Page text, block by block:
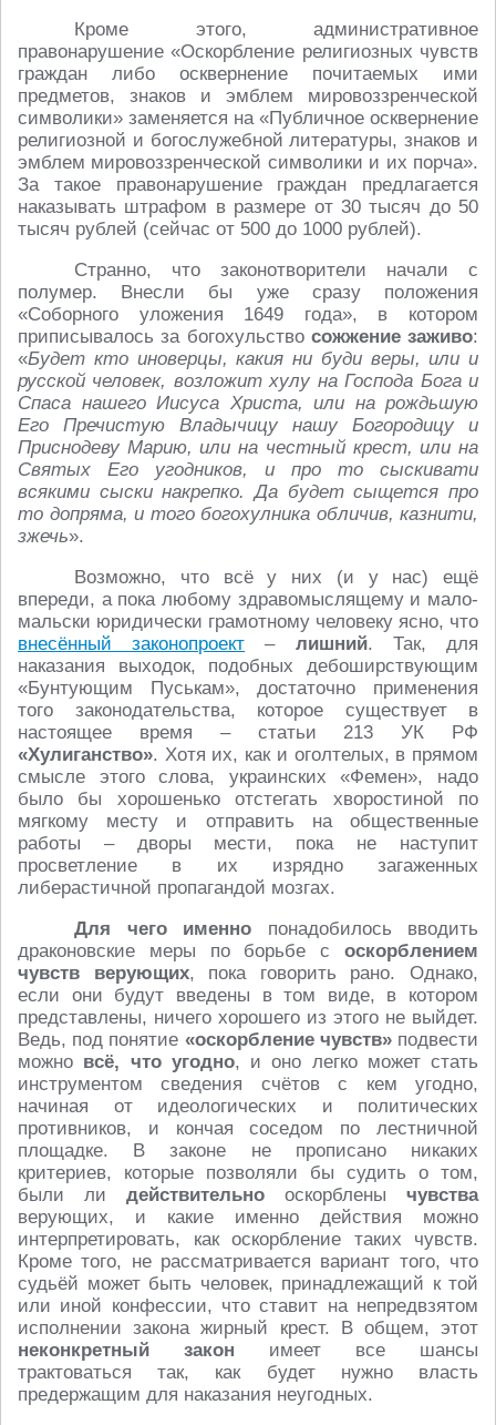
Кроме этого, административное
правонарушение «Оскорбление религиозных чувств
граждан либо осквернение почитаемых ими
предметов, знаков и эмблем мировоззренческой
символики» заменяется на «Публичное осквернение
религиозной и богослужебной литературы, знаков и
эмблем мировоззренческой символики и их порча».
За такое правонарушение граждан предлагается
наказывать штрафом в размере от 30 тысяч до 50
тысяч рублей (сейчас от 500 до 1000 рублей).
Странно, что законотворители начали с
полумер. Внесли бы уже сразу положения
«Соборного уложения 1649 года», в котором
приписывалось за богохульство сожжение заживо:
«Будет кто иноверцы, какия ни буди веры, или и
русской человек, возложит хулу на Господа Бога и
Спаса нашего Иисуса Христа, или на рождьшую
Его Пречистую Владычицу нашу Богородицу и
Приснодеву Марию, или на честный крест, или на
Святых Его угодников, и про то сыскивати
всякими сыски накрепко. Да будет сыщется про
то допряма, и того богохулника обличив, казнити,
зжечь».
Возможно, что всё у них (и у нас) ещё
впереди, а пока любому здравомыслящему и мало-
мальски юридически грамотному человеку ясно, что
внесённый законопроект – лишний. Так, для
наказания выходок, подобных дебоширствующим
«Бунтующим Пуськам», достаточно применения
того законодательства, которое существует в
настоящее время – статьи 213 УК РФ
«Хулиганство». Хотя их, как и оголтелых, в прямом
смысле этого слова, украинских «Фемен», надо
было бы хорошенько отстегать хворостиной по
мягкому месту и отправить на общественные
работы – дворы мести, пока не наступит
просветление в их изрядно загаженных
либерастичной пропагандой мозгах.
Для чего именно понадобилось вводить
драконовские меры по борьбе с оскорблением
чувств верующих, пока говорить рано. Однако,
если они будут введены в том виде, в котором
представлены, ничего хорошего из этого не выйдет.
Ведь, под понятие «оскорбление чувств» подвести
можно всё, что угодно, и оно легко может стать
инструментом сведения счётов с кем угодно,
начиная от идеологических и политических
противников, и кончая соседом по лестничной
площадке. В законе не прописано никаких
критериев, которые позволяли бы судить о том,
были ли действительно оскорблены чувства
верующих, и какие именно действия можно
интерпретировать, как оскорбление таких чувств.
Кроме того, не рассматривается вариант того, что
судьёй может быть человек, принадлежащий к той
или иной конфессии, что ставит на непредвзятом
исполнении закона жирный крест. В общем, этот
неконкретный закон имеет все шансы
трактоваться так, как будет нужно власть
предержащим для наказания неугодных.